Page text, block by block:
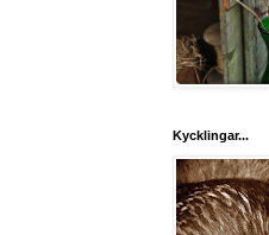
Kycklingar...